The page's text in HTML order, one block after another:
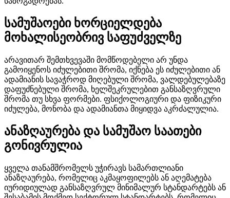
სამუშაოები ხორციელდება
მოხალისეობრივ საფუძველზე
არავითარ შემთხვევაში მომწოდებელი არ უნდა
გამოიყენოს იძულებითი შრომა, იქნება ეს იძულებითი ან
ადამიანის სავაჭროდ მიღებული შრომა, ვალდებულებაზე
დაფუძნებული შრომა, ხელშეკრულებით განსაზღვრული
შრომა თუ სხვა ფორმები. ფსიქოლოგიური და ფიზიკური
იძულება, მონობა და ადამიანთა მიყიდვა აკრძალულია.
ანაზღაურება და სამუშაო საათები
გონივრულია
ყველა თანამშრომელს უჭირავს სამართლიანი
ანაზღაურება, რომელიც აკმაყოფილებს ან აღემატება
იურიდიულად განსაზღვრულ მინიმალურ სტანდარტებს ან